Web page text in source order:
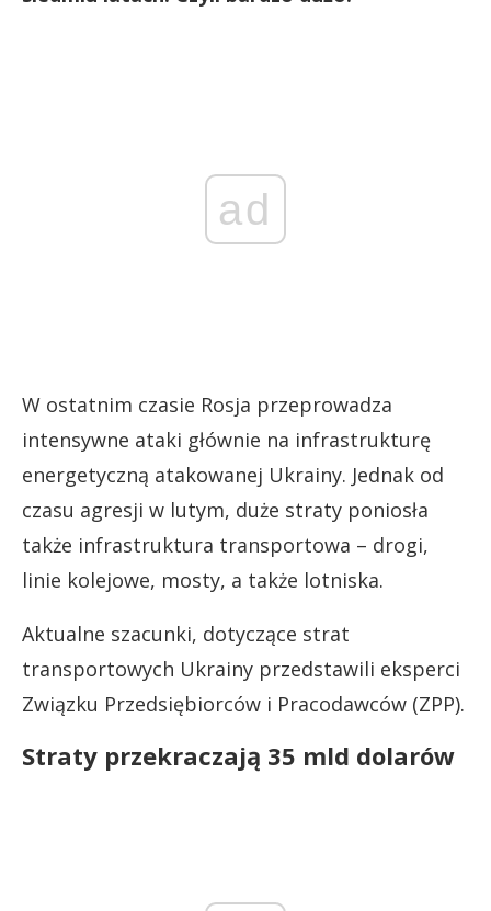
ad
W ostatnim czasie Rosja przeprowadza
intensywne ataki głównie na infrastrukturę
energetyczną atakowanej Ukrainy. Jednak od
czasu agresji w lutym, duże straty poniosła
także infrastruktura transportowa – drogi,
linie kolejowe, mosty, a także lotniska.
Aktualne szacunki, dotyczące strat
transportowych Ukrainy przedstawili eksperci
Związku Przedsiębiorców i Pracodawców (ZPP).
Straty przekraczają 35 mld dolarów